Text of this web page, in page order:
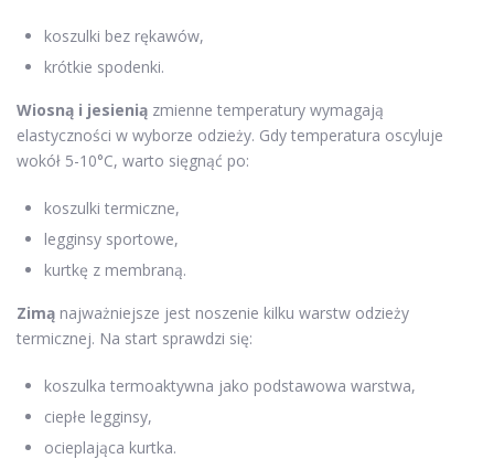
koszulki bez rękawów,
krótkie spodenki.
Wiosną i jesienią zmienne temperatury wymagają
elastyczności w wyborze odzieży. Gdy temperatura oscyluje
wokół 5-10°C, warto sięgnąć po:
koszulki termiczne,
legginsy sportowe,
kurtkę z membraną.
Zimą najważniejsze jest noszenie kilku warstw odzieży
termicznej. Na start sprawdzi się:
koszulka termoaktywna jako podstawowa warstwa,
ciepłe legginsy,
ocieplająca kurtka.